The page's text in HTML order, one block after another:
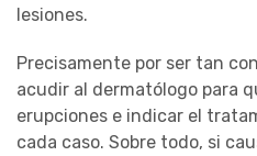
lesiones.
Precisamente por ser tan
acudir al dermatólogo para
erupciones e indicar el
cada caso. Sobre todo, si